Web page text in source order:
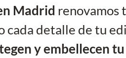
Madrid renovamos
cada detalle de tu
y embellecen